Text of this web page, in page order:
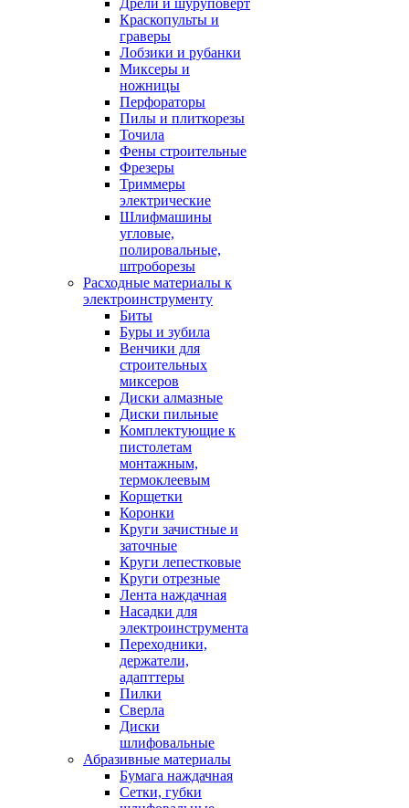
Дрели и шуруповерт
Краскопульты и
граверы
Лобзики и рубанки
Миксеры и
ножницы
Перфораторы
Пилы и плиткорезы
Точила
Фены строительные
Фрезеры
Триммеры
электрические
Шлифмашины
угловые,
полировальные,
штроборезы
Расходные материалы к
электроинструменту
Биты
Буры и зубила
Венчики для
строительных
миксеров
Диски алмазные
Диски пильные
Комплектующие к
пистолетам
монтажным,
термоклеевым
Корщетки
Коронки
Круги зачистные и
заточные
Круги лепестковые
Круги отрезные
Лента наждачная
Насадки для
электроинструмента
Переходники,
держатели,
адапттеры
Пилки
Сверла
Диски
шлифовальные
Абразивные материалы
Бумага наждачная
Сетки, губки